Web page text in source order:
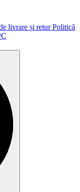
livrare și returPolitică